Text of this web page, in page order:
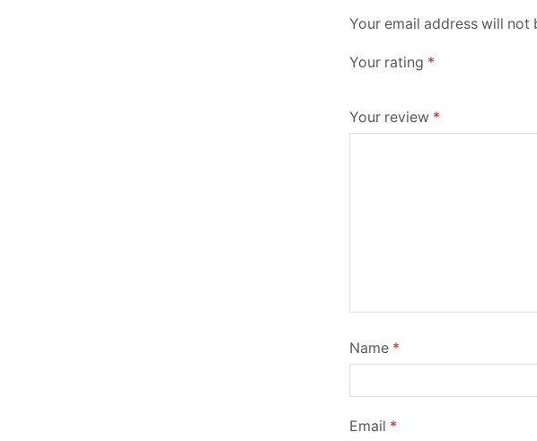
Your email address will not
Your rating *
Your review *
Name *
Email *